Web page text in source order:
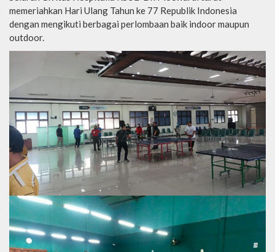
memeriahkan Hari Ulang Tahun ke 77 Republik Indonesia
dengan mengikuti berbagai perlombaan baik indoor maupun
outdoor.